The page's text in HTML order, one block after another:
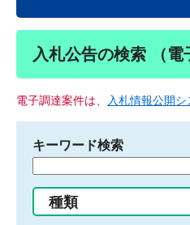
入札公告の検索 （電
電子調達案件は、 入札情報公開シ
キーワード検索
る
種類